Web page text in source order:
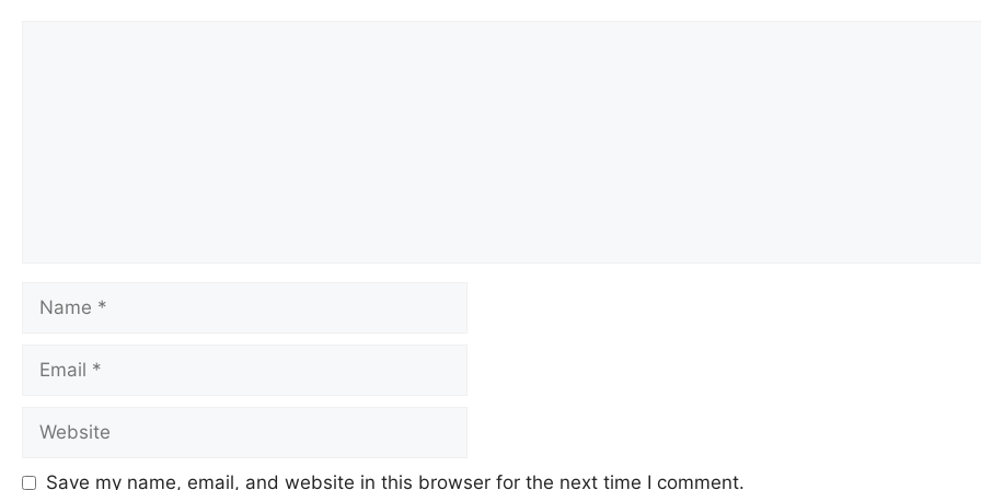
Save my name, email, and website in this browser for the next time I comment.